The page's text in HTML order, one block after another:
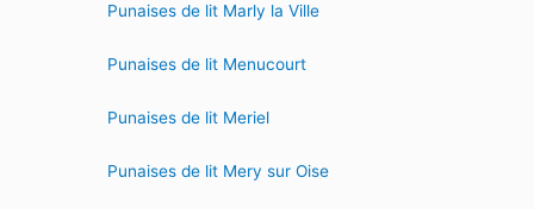
Punaises de lit Marly la Ville
Punaises de lit Menucourt
Punaises de lit Meriel
Punaises de lit Mery sur Oise